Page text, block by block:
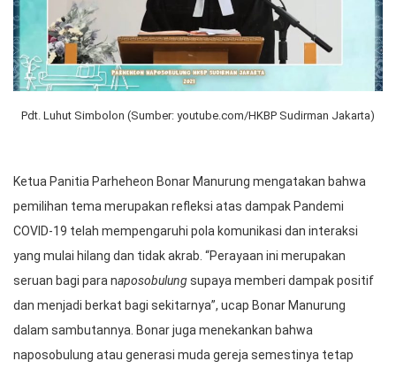
Pdt. Luhut Simbolon (Sumber: youtube.com/HKBP Sudirman Jakarta)
Ketua Panitia Parheheon Bonar Manurung mengatakan bahwa
pemilihan tema merupakan refleksi atas dampak Pandemi
COVID-19 telah mempengaruhi pola komunikasi dan interaksi
yang mulai hilang dan tidak akrab. “Perayaan ini merupakan
seruan bagi para naposobulungsupaya memberi dampak positif
dan menjadi berkat bagi sekitarnya”, ucap Bonar Manurung
dalam sambutannya. Bonar juga menekankan bahwa
naposobulung atau generasi muda gereja semestinya tetap